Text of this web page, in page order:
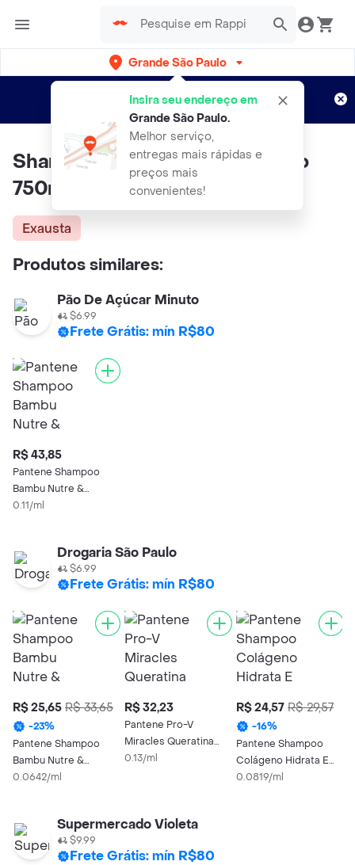
Grande São Paulo
Insira seu endereço em
Grande São Paulo.
Melhor serviço,
entregas mais rápidas e
preços mais
convenientes!
Entregas grátis por 15 dias!
Aplicam T&C
Shampoo Pantene Restauração
750ml
Exausta
Produtos similares:
Pão De Açúcar Minuto
$6.99
Frete Grátis: mín R$80
R$ 43,85
Pantene Shampoo
Bambu Nutre &
Cresce
0.11/ml
Drogaria São Paulo
$6.99
Frete Grátis: mín R$80
R$ 25,65 R$ 33,65
-23%
Pantene Shampoo
Bambu Nutre &
Cresce
0.0642/ml
R$ 32,23
Pantene Pro-V
Miracles Queratina
Condicionador 250ml
0.13/ml
R$ 24,57 R$ 29,57
-16%
Pantene Shampoo
Colágeno Hidrata E
Resgata 300ml
0.0819/ml
Supermercado Violeta
$9.99
Frete Grátis: mín R$80